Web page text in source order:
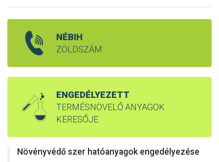
NÉBIH
ZÖLDSZÁM
ENGEDÉLYEZETT
TERMÉSNÖVELŐ ANYAGOK
KERESŐJE
Növényvédő szer hatóanyagok engedélyezése